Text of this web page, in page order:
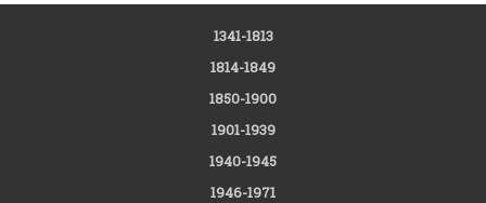
1341-1813
1814-1849
1850-1900
1901-1939
1940-1945
1946-1971